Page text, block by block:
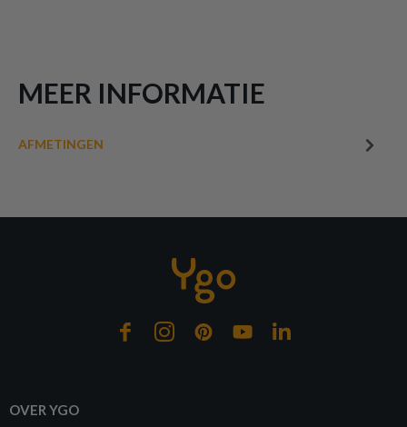
MEER INFORMATIE
AFMETINGEN
OVER YGO